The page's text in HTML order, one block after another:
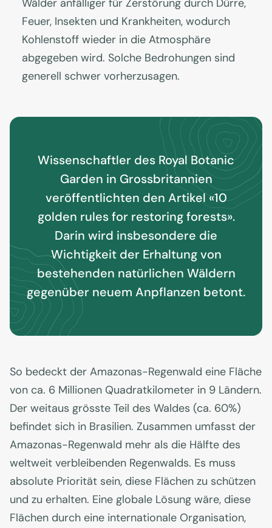
Wälder anfälliger für Zerstörung durch Dürre,
Feuer, Insekten und Krankheiten, wodurch
Kohlenstoff wieder in die Atmosphäre
abgegeben wird. Solche Bedrohungen sind
generell schwer vorherzusagen.
Wissenschaftler des Royal Botanic
Garden in Grossbritannien
veröffentlichten den Artikel «10
golden rules for restoring forests».
Darin wird insbesondere die
Wichtigkeit der Erhaltung von
bestehenden natürlichen Wäldern
gegenüber neuem Anpflanzen betont.
So bedeckt der Amazonas-Regenwald eine Fläche
von ca. 6 Millionen Quadratkilometer in 9 Ländern.
Der weitaus grösste Teil des Waldes (ca. 60%)
befindet sich in Brasilien. Zusammen umfasst der
Amazonas-Regenwald mehr als die Hälfte des
weltweit verbleibenden Regenwalds. Es muss
absolute Priorität sein, diese Flächen zu schützen
und zu erhalten. Eine globale Lösung wäre, diese
Flächen durch eine internationale Organisation,